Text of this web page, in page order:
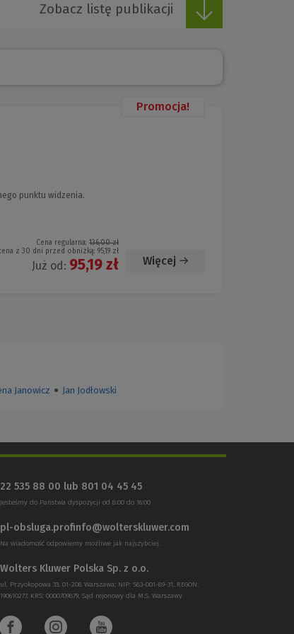
Zobacz listę publikacji
Promocja!
punktu widzenia.
Cena regularna: 136,00 zł
z 30 dni przed obniżką: 95,19 zł
Już od: 95,19 zł Więcej
Janowicz ● Jan Jodłowski
22 535 88 00 lub 801 04 45 45
Jesteśmy do Państwa dyspozycji od 8:00 do 16:00
pl-obsluga.profinfo@wolterskluwer.com
Na wiadomość odpowiemy możliwe jak najszybciej.
Wolters Kluwer Polska Sp. z o.o.
ul. Przyokopowa 33, 01-208 Warszawa; NIP: 583-001-89-31, REGON:
190610277, KRS: 0000709879, Sąd rejonowy dla M.S. Warszawy